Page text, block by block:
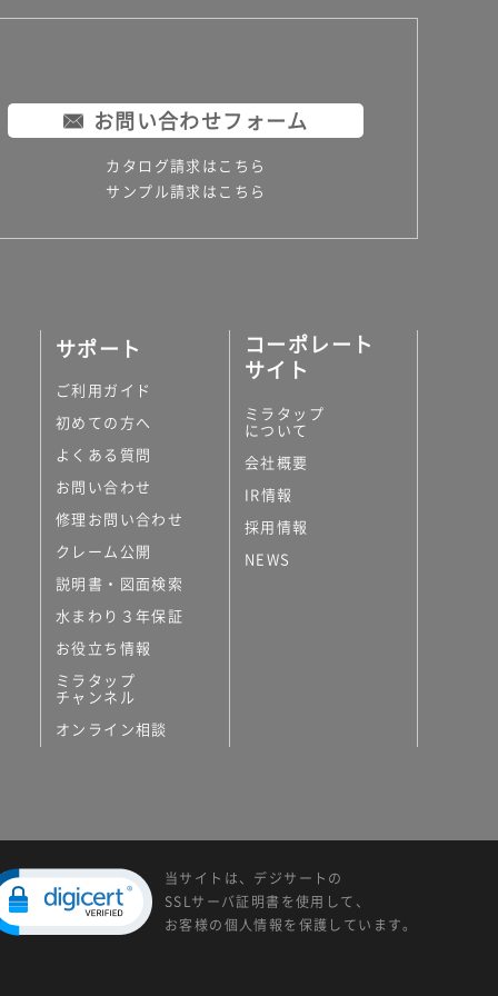
お問い合わせフォーム
カタログ請求はこちら
サンプル請求はこちら
サポート
ご利用ガイド
初めての方へ
よくある質問
お問い合わせ
修理お問い合わせ
クレーム公開
説明書・図面検索
水まわり３年保証
お役立ち情報
ミラタップ
チャンネル
オンライン相談
コーポレート
サイト
ミラタップ
について
会社概要
IR情報
採用情報
NEWS
当サイトは、デジサートの
SSLサーバ証明書を使用して、
お客様の個人情報を保護しています。